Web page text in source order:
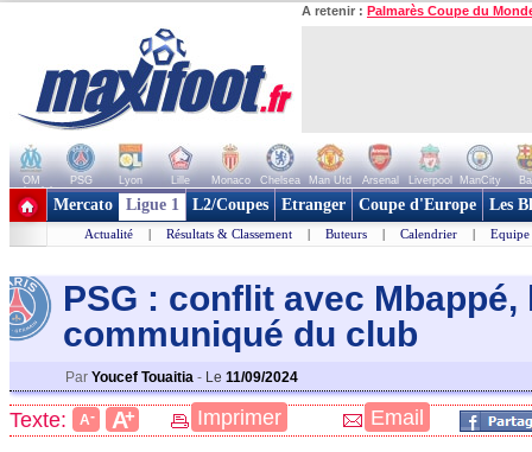
A retenir : Palmarès Coupe du
OM PSG Lyon Lille Monaco Chelsea Man Utd Arsenal Liverpool ManCity
+ de clubs
Mercato Ligue 1 L2/Coupes Etranger Coupe d'Europe Les
Actualité | Résultats & Classement | Buteurs | Calendrier | Equipe
PSG : conflit avec Mbappé,
communiqué du club
Par Youcef Touaitia - Le 11/09/2024
Texte: A- A+ Imprimer Email